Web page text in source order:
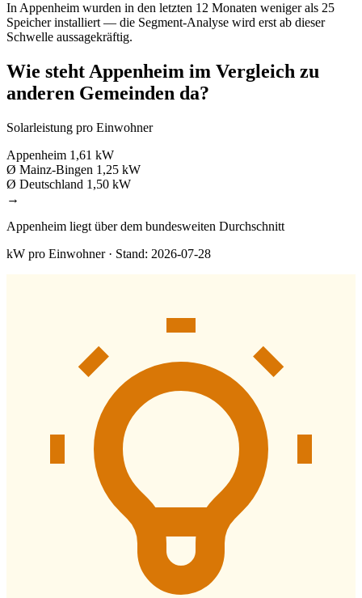
In Appenheim wurden in den letzten 12 Monaten weniger als 25
Speicher installiert — die Segment-Analyse wird erst ab dieser
Schwelle aussagekräftig.
Wie steht Appenheim im Vergleich zu
anderen Gemeinden da?
Solarleistung pro Einwohner
Appenheim 1,61 kW
Ø Mainz-Bingen 1,25 kW
Ø Deutschland 1,50 kW
→
Appenheim liegt über dem bundesweiten Durchschnitt
kW pro Einwohner · Stand: 2026-07-28